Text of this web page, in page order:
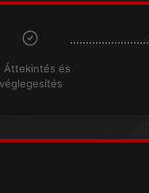
Áttekintés és
véglegesítés